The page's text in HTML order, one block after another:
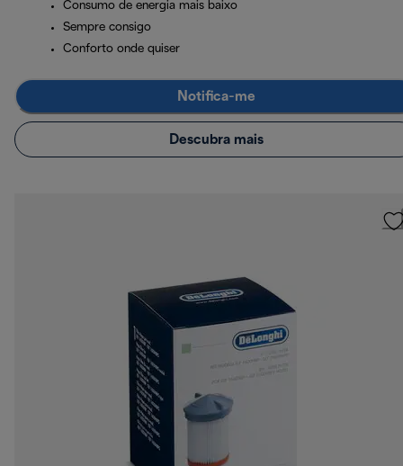
Consumo de energia mais baixo
Sempre consigo
Conforto onde quiser
Notifica-me
Descubra mais